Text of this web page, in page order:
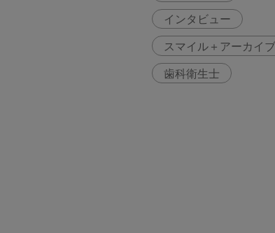
インタビュー
スマイル＋アーカイブ
歯科衛生士